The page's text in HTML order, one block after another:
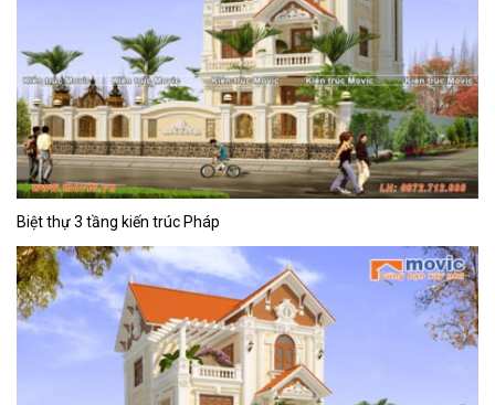
Biệt thự 3 tầng kiến trúc Pháp